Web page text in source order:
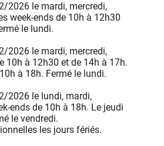
2026 le mardi, mercredi,
week-ends de 10h à 12h30
le lundi.
2026 le mardi, mercredi,
10h à 12h30 et de 14h à 17h.
à 18h. Fermé le lundi.
2026 le lundi, mardi,
ends de 10h à 18h. Le jeudi
le vendredi.
les jours fériés.